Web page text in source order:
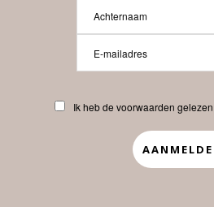
Beauty-
Abonneren
APP
Ik heb de voorwaarden